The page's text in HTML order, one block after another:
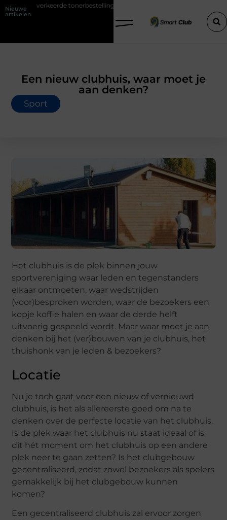
Nieuwe
artikelen
tonerbestelling bij HP printers
Een nieuw clubhuis, waar moet je
aan denken?
Sport
Het clubhuis is de plek binnen jouw
sportvereniging waar leden en tegenstanders
elkaar ontmoeten, waar wedstrijden
(voor)besproken worden, waar de bezoekers een
kopje koffie halen en waar de derde helft
uitvoerig gespeeld wordt. Maar waar moet je aan
denken bij het (ver)bouwen van je clubhuis, het
thuishonk van je leden & bezoekers?
Locatie
Nu je toch gaat voor een nieuw of vernieuwd
clubhuis, is het als allereerste goed om na te
denken over de perfecte locatie van het clubhuis.
Is de plek waar het clubhuis nu staat ideaal of is
dit hét moment om het clubhuis op een andere
plek neer te gaan zetten? Is het clubgebouw
gecentraliseerd, zodat zowel bezoekers als spelers
gemakkelijk bij het clubgebouw kunnen
komen?
Een gecentraliseerd clubhuis zal ervoor zorgen